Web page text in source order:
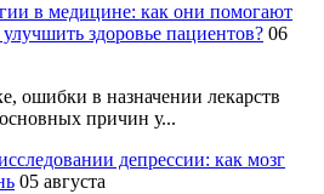
в медицине: как они помогают
здоровье пациентов? 06
ошибки в назначении лекарств
причин у...
депрессии: как мозг
05 августа